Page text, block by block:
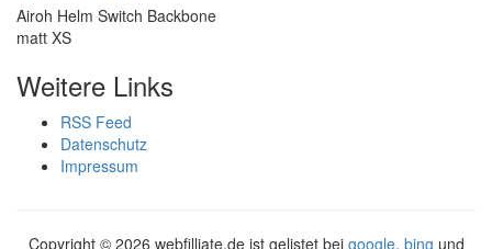
Airoh Helm Switch Backbone
matt XS
Weitere Links
RSS Feed
Datenschutz
Impressum
Copyright © 2026 webfilliate.de ist gelistet bei google, bing und